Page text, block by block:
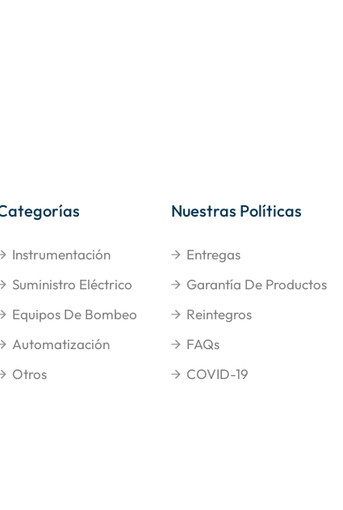
Instrumentación
Suministro Eléctrico
Equipos De Bombeo
Automatización
Otros
Nuestras Políticas
Entregas
Garantía De Productos
Reintegros
FAQs
COVID-19